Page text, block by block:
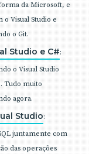
da Microsoft, e
o Visual Studio e
o Git.
Studio e C#:
o Visual Studio
Tudo muito
agora.
Studio:
juntamente com
das operações